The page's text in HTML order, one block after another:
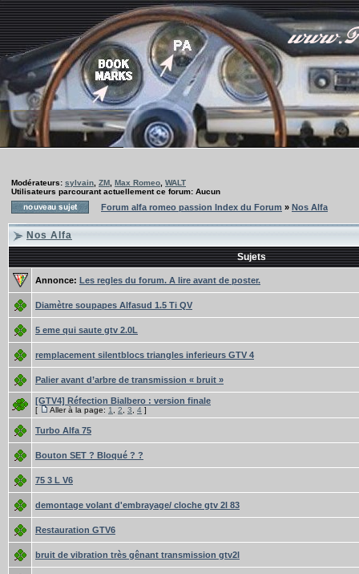
Modérateurs: sylvain ZM Max Romeo WALT
Utilisateurs parcourant actuellement ce forum: Aucun
Forum alfa romeo passion Index du Forum » Nos Alfa
Nos Alfa
Sujets
Annonce: Les regles du forum. A lire avant de poster.
Diamètre soupapes Alfasud 1.5 Ti QV
5 eme qui saute gtv 2.0L
remplacement silentblocs triangles inferieurs GTV 4
Palier avant d’arbre de transmission « bruit »
[GTV4] Réfection Bialbero : version finale
[ Aller à la page: 1 2 3 4 ]
Turbo Alfa 75
Bouton SET ? Bloqué ? ?
75 3 L V6
demontage volant d'embrayage/ cloche gtv 2l 83
Restauration GTV6
bruit de vibration très gênant transmission gtv2l